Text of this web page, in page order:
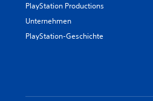
PlayStation Productions
Unternehmen
PlayStation-Geschichte